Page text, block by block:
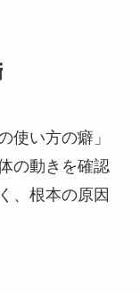
使い方の癖」
の動きを確認
、根本の原因